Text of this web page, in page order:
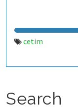
cetim
Search